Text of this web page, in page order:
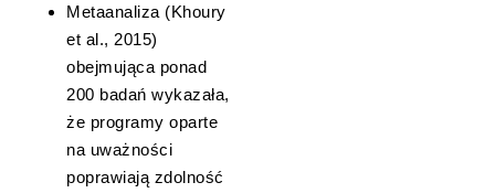
Metaanaliza (Khoury
et al., 2015)
obejmująca ponad
200 badań wykazała,
że programy oparte
na uważności
poprawiają zdolność